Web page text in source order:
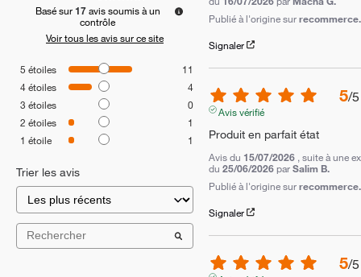
Basé sur 17 avis soumis à un
contrôle
Voir tous les avis sur ce site
5 étoiles
11
4étoiles
4
3 étoiles
0
2 étoiles
1
1 étoile 1
Trier les avis
Publié à l'origine sur
Signaler
5/5
Avis vérifié
Produit en parfait état
Avis du 15/07/2026 , suite à une
du 25/06/2026 parSalim B.
Publié à l'origine sur
Signaler
5/5